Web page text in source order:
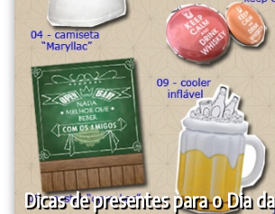
Dicas de presentes para o Dia